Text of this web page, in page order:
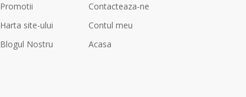
Promotii
Contacteaza-ne
Harta site-ului
Contul meu
Blogul Nostru
Acasa